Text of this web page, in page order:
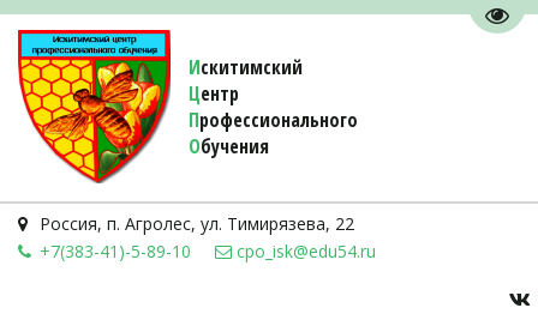
Искитимский
Центр
Профессионального
Обучения
Россия, п. Агролес, ул. Тимирязева, 22
+7(383-41)-5-89-10
cpo_isk@edu54.ru